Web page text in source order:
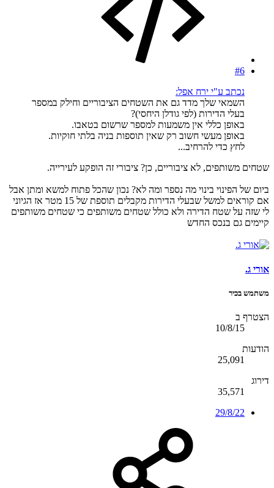
#6
נכתב ע"י ירח אפל:
השמאי שלך מדד גם את השטחים הציבוריים וחילק במספר
בעלי הדירות (לפי גודלן היחסי)?
באופן כללי אין משמעות למספר שרשום בטאבו.
באופן מעשי חשוב רק שאין תוספות בניה בלתי חוקיות.
לחץ כדי להרחיב...
שטחים משותפים, לא ציבוריים, כן? ציבורי זה הופקע לעירייה.
ביום של הפינוי בינוי מה נספר ומה לא? נכון שהכל פתוח למשא ומתן אבל
אם קוראים למשל שבעלי הדירות מקבלים תוספת של 15 מטר אז הגיוני
לי שזה על שטח הדירה ולא כולל שטחים משותפים כי שטחים משותפים
קיימים גם בנכס החדש
אורי ג.
משתמש בכיר
הצטרף ב
10/8/15
הודעות
25,091
דירוג
35,571
29/8/22